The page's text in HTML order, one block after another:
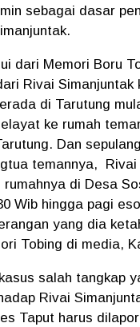
sebagai dasar
dari Memori Boru
Rivai Simanjuntak
di Tarutung
ke rumah
Dan
temannya, Rivai
di Desa
Wib hingga pagi
yang dia
Tobing di media,
salah tangkap
Rivai
Taput harus